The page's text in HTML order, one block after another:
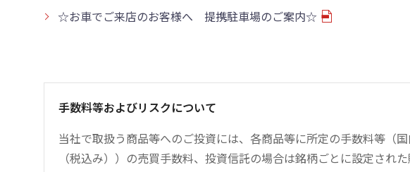
☆お車でご来店のお客様へ 提携駐車場のご案内☆
手数料等およびリスクについて
当社で取扱う商品等へのご投資には、各商品等に所定の手数料等（
（税込み））の売買手数料、投資信託の場合は銘柄ごとに設定さ